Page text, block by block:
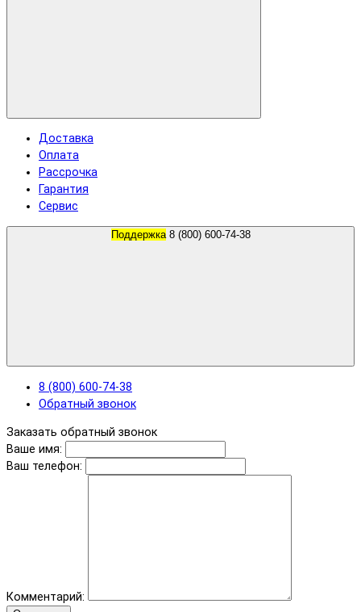
Доставка
Оплата
Рассрочка
Гарантия
Сервис
Поддержка 8 (800) 600-74-38
8 (800) 600-74-38
Обратный звонок
Заказать обратный звонок
Ваше имя:
Ваш телефон:
Комментарий: